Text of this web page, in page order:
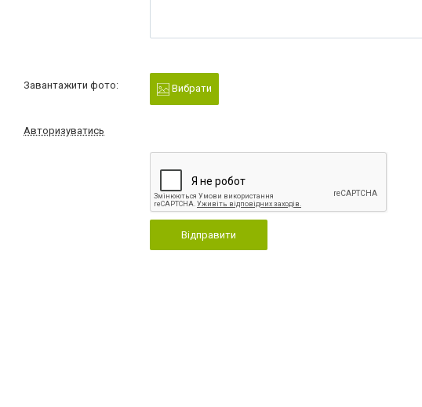
Завантажити фото: Вибрати
Авторизуватись
Відправити